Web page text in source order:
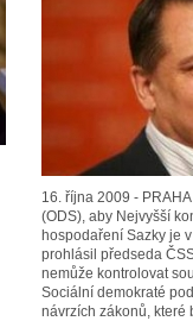
16. října 2009 -
(ODS), aby Nejvyšší
hospodaření Sazky je
prohlásil předseda
nemůže kontrolovat
Sociální demokraté
návrzích zákonů, které